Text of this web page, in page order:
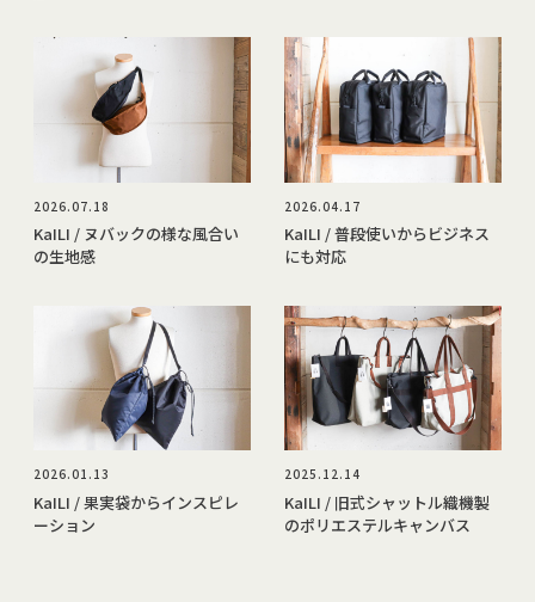
2026.07.18
KaILI / ヌバックの様な風合い
の生地感
2026.04.17
KaILI / 普段使いからビジネス
にも対応
2026.01.13
KaILI / 果実袋からインスピレ
ーション
2025.12.14
KaILI / 旧式シャットル織機製
のポリエステルキャンバス